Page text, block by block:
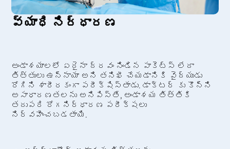
వ్యాధి నిర్ధారణ
అండాశయాలలో ఏదైనా ద్రవం నిండిన పాకెట్స్ లేదా
తిత్తులు ఉన్నాయా అని తనిఖీ చేయడానికి వైద్యుడు
రోగిని శారీరకంగా పరీక్షిస్తాడు. డాక్టర్ కు కొన్ని
అసాధారణతలను అనిపిస్తే, అండాశయ తిత్తికి
తదుపరి రోగనిర్ధారణ పరీక్షలు
నిర్వహించబడతాయి.